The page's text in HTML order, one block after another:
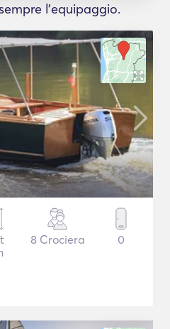
l'equipaggio.
8 Crociera 0